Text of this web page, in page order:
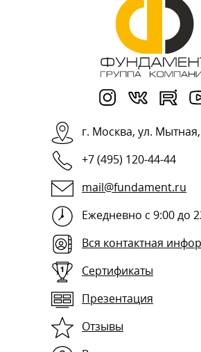
г. Москва, ул. Мытная,
+7 (495) 120-44-44
mail@fundament.ru
Ежедневно с 9:00 до
Вся контактная
Сертификаты
Презентация
Отзывы